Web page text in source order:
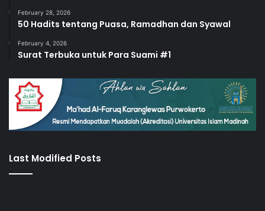
February 28, 2026
50 Hadits tentang Puasa, Ramadhan dan Syawal
February 4, 2026
Surat Terbuka untuk Para Suami #1
Last Modified Posts